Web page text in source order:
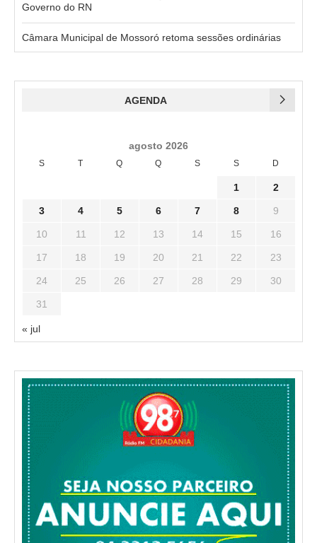
Governo do RN
Câmara Municipal de Mossoró retoma sessões ordinárias
AGENDA
agosto 2026
S T Q Q S S D
1 2
3 4 5 6 7 8 9
10 11 12 13 14 15 16
17 18 19 20 21 22 23
24 25 26 27 28 29 30
31
« jul